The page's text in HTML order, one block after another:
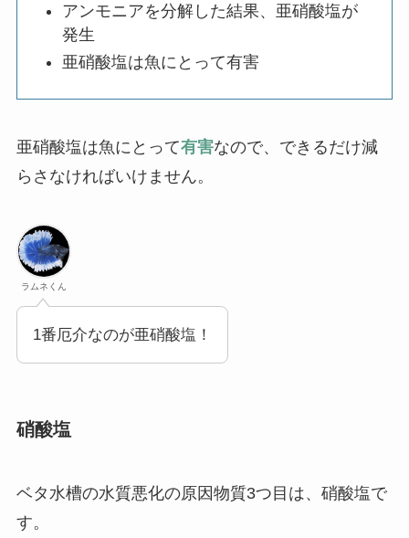
アンモニアを分解した結果、亜硝酸塩が
発生
亜硝酸塩は魚にとって有害
亜硝酸塩は魚にとって有害なので、できるだけ減
らさなければいけません。
ラムネくん
1番厄介なのが亜硝酸塩！
硝酸塩
ベタ水槽の水質悪化の原因物質3つ目は、硝酸塩で
す。